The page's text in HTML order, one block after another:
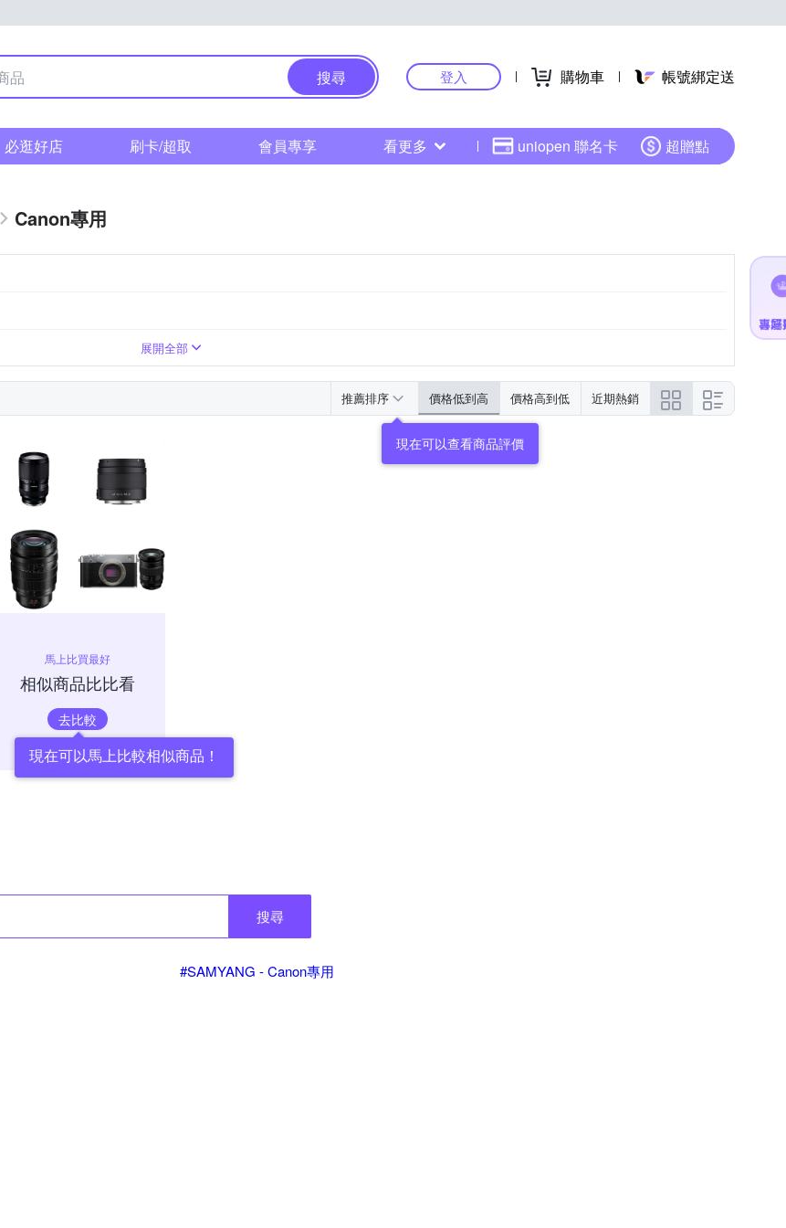
搜尋 登入 購物車 帳號綁定送
必逛好店 刷卡/超取 會員專享 看更多 uniopen 聯名卡 超贈點
Canon專用
展開全部
推薦排序 價格低到高 價格高到低 近期熱銷
現在可以查看商品評價
馬上比買最好
相似商品比比看
去比較
現在可以馬上比較相似商品！
搜尋
#SAMYANG - Canon專用